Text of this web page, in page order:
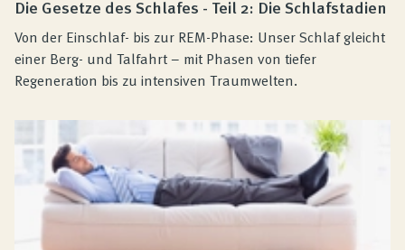
Die Gesetze des Schlafes - Teil 2: Die Schlafstadien
Von der Einschlaf- bis zur REM-Phase: Unser Schlaf gleicht
einer Berg- und Talfahrt – mit Phasen von tiefer
Regeneration bis zu intensiven Traumwelten.